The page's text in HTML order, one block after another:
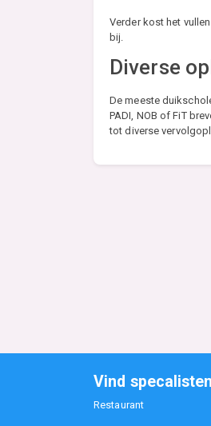
Verder kost het
bij.
Diverse
De meeste
PADI, NOB of FiT
tot diverse
Vind
Restaurant